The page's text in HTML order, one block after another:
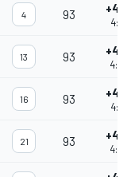
4 93 +4
13 93 +4
16 93 +4
21 93 +4